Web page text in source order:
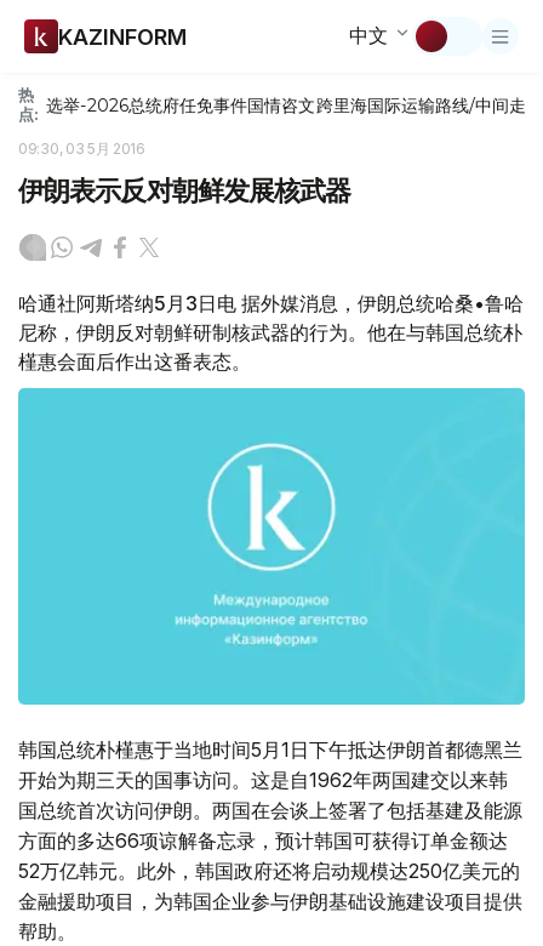
KAZINFORM 中文
热
点: 选举-2026总统府任免事件国情咨文跨里海国际运输路线/中间走廊
09:30, 03 5月 2016
伊朗表示反对朝鲜发展核武器
哈通社阿斯塔纳5月3日电 据外媒消息，伊朗总统哈桑•鲁哈
尼称，伊朗反对朝鲜研制核武器的行为。他在与韩国总统朴
槿惠会面后作出这番表态。
韩国总统朴槿惠于当地时间5月1日下午抵达伊朗首都德黑兰
开始为期三天的国事访问。这是自1962年两国建交以来韩
国总统首次访问伊朗。两国在会谈上签署了包括基建及能源
方面的多达66项谅解备忘录，预计韩国可获得订单金额达
52万亿韩元。此外，韩国政府还将启动规模达250亿美元的
金融援助项目，为韩国企业参与伊朗基础设施建设项目提供
帮助。